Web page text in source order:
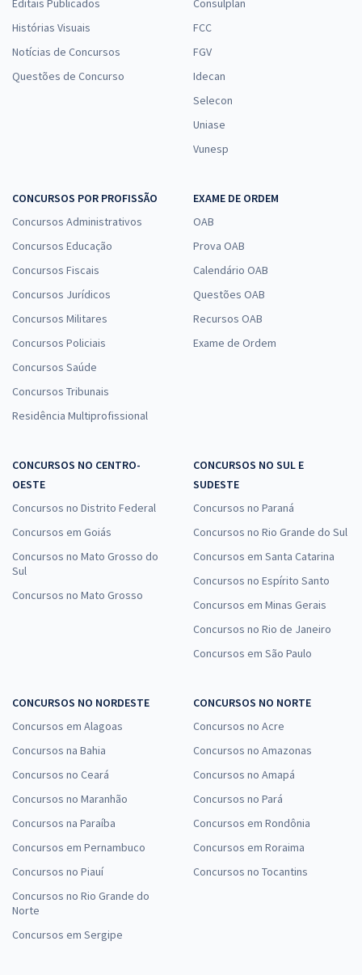
Editais Publicados
Histórias Visuais
Notícias de Concursos
Questões de Concurso
Consulplan
FCC
FGV
Idecan
Selecon
Uniase
Vunesp
CONCURSOS POR PROFISSÃO
Concursos Administrativos
Concursos Educação
Concursos Fiscais
Concursos Jurídicos
Concursos Militares
Concursos Policiais
Concursos Saúde
Concursos Tribunais
Residência Multiprofissional
EXAME DE ORDEM
OAB
Prova OAB
Calendário OAB
Questões OAB
Recursos OAB
Exame de Ordem
CONCURSOS NO CENTRO-
OESTE
Concursos no Distrito Federal
Concursos em Goiás
Concursos no Mato Grosso do
Sul
Concursos no Mato Grosso
CONCURSOS NO SUL E
SUDESTE
Concursos no Paraná
Concursos no Rio Grande do Sul
Concursos em Santa Catarina
Concursos no Espírito Santo
Concursos em Minas Gerais
Concursos no Rio de Janeiro
Concursos em São Paulo
CONCURSOS NO NORDESTE
Concursos em Alagoas
Concursos na Bahia
Concursos no Ceará
Concursos no Maranhão
Concursos na Paraíba
Concursos em Pernambuco
Concursos no Piauí
Concursos no Rio Grande do
Norte
Concursos em Sergipe
CONCURSOS NO NORTE
Concursos no Acre
Concursos no Amazonas
Concursos no Amapá
Concursos no Pará
Concursos em Rondônia
Concursos em Roraima
Concursos no Tocantins